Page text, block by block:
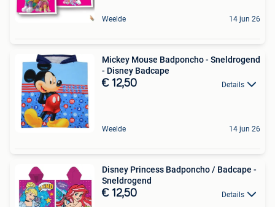
Weelde 14 jun 26
Mickey Mouse Badponcho - Sneldrogend
- Disney Badcape
€ 12,50 Details
Weelde 14 jun 26
Disney Princess Badponcho / Badcape -
Sneldrogend
€ 12,50 Details